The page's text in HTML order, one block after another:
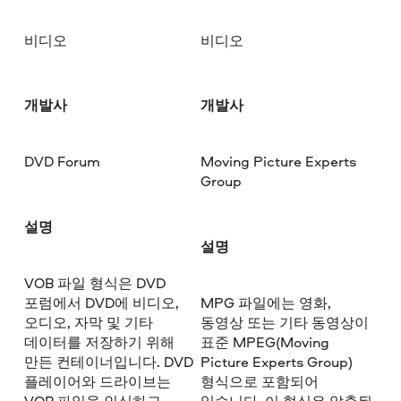
비디오
개발사
DVD Forum
설명
VOB 파일 형식은 DVD
포럼에서 DVD에 비디오,
오디오, 자막 및 기타
데이터를 저장하기 위해
만든 컨테이너입니다. DVD
플레이어와 드라이브는
비디오
개발사
Moving Picture Experts
Group
설명
MPG 파일에는 영화,
동영상 또는 기타 동영상이
표준 MPEG(Moving
Picture Experts Group)
형식으로 포함되어